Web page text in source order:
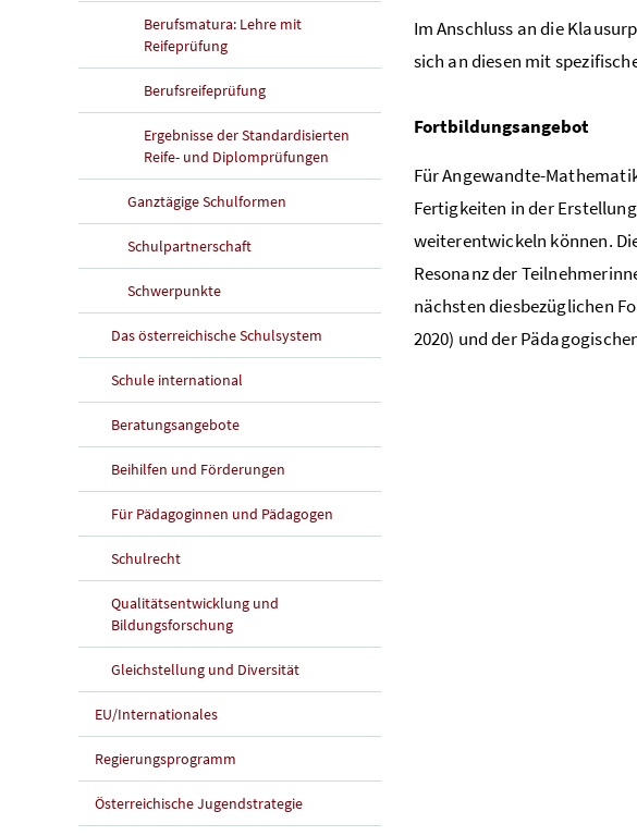
Berufsmatura: Lehre mit
Reifeprüfung
Berufsreifeprüfung
Ergebnisse der Standardisierten
Reife- und Diplomprüfungen
Ganztägige Schulformen
Schulpartnerschaft
Schwerpunkte
Das österreichische Schulsystem
Schule international
Beratungsangebote
Beihilfen und Förderungen
Für Pädagoginnen und Pädagogen
Schulrecht
Qualitätsentwicklung und
Bildungsforschung
Gleichstellung und Diversität
EU/Internationales
Regierungsprogramm
Österreichische Jugendstrategie
Im Anschluss an die
sich an diesen mit
Fortbildungsangebot
Für Angewandte-
Fertigkeiten in der
weiterentwickeln können.
Resonanz der
nächsten diesbezüglichen
2020) und der